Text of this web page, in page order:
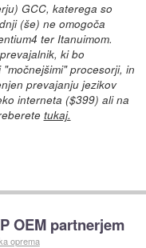
GCC, katerega so
(še) ne omogoča
ter Itanuimom.
ki bo
procesorji, in
prevajanju jezikov
interneta ($399) ali na
tukaj.
OEM partnerjem
oprema